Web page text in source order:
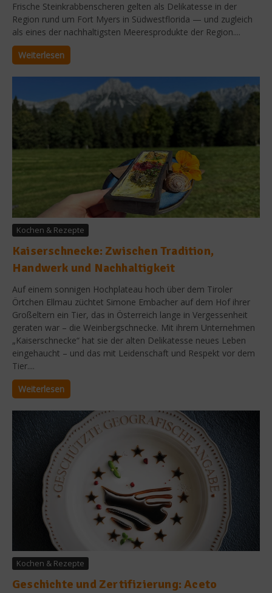
Frische Steinkrabbenscheren gelten als Delikatesse in der
Region rund um Fort Myers in Südwestflorida — und zugleich
als eines der nachhaltigsten Meeresprodukte der Region....
Weiterlesen
Kochen & Rezepte
Kaiserschnecke: Zwischen Tradition,
Handwerk und Nachhaltigkeit
Auf einem sonnigen Hochplateau hoch über dem Tiroler
Örtchen Ellmau züchtet Simone Embacher auf dem Hof ihrer
Großeltern ein Tier, das in Österreich lange in Vergessenheit
geraten war – die Weinbergschnecke. Mit ihrem Unternehmen
„Kaiserschnecke“ hat sie der alten Delikatesse neues Leben
eingehaucht – und das mit Leidenschaft und Respekt vor dem
Tier....
Weiterlesen
Kochen & Rezepte
Geschichte und Zertifizierung: Aceto